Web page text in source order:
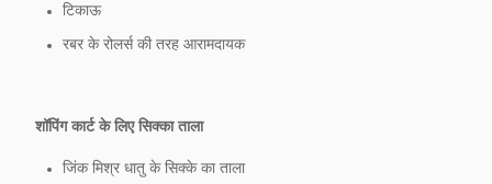
टिकाऊ
रबर के रोलर्स की तरह आरामदायक
शॉपिंग कार्ट के लिए सिक्का ताला
जिंक मिश्र धातु के सिक्के का ताला